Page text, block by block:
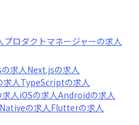
プロダクトマネージャーの求人
の求人 Next.jsの求人
求人 TypeScriptの求人
求人 iOSの求人Androidの求人
の求人 Flutterの求人